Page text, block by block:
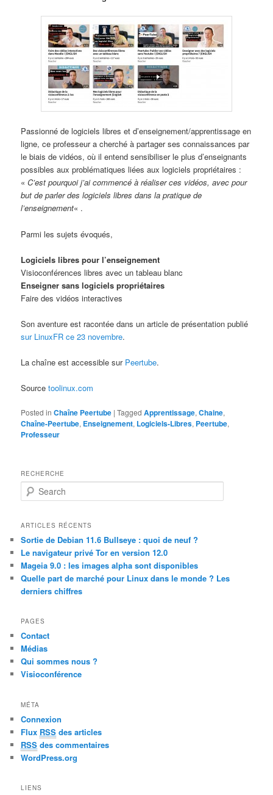
Passionné de logiciels libres et d’enseignement/apprentissage en
ligne, ce professeur a cherché à partager ses connaissances par
le biais de vidéos, où il entend sensibiliser le plus d’enseignants
possibles aux problématiques liées aux logiciels propriétaires :
«C’est pourquoi j’ai commencé à réaliser ces vidéos, avec pour
but de parler des logiciels libres dans la pratique de
l’enseignement« .
Parmi les sujets évoqués,
Logiciels libres pour l’enseignement
Visioconférences libres avec un tableau blanc
Enseigner sans logiciels propriétaires
Faire des vidéos interactives
Son aventure est racontée dans un article de présentation publié
sur LinuxFR ce 23 novembre.
La chaîne est accessible sur Peertube.
Source toolinux.com
Posted in Chaîne Peertube |Tagged Apprentissage,Chaine,
Chaîne-Peertube, Enseignement, Logiciels-Libres, Peertube,
Professeur
RECHERCHE
e
r
h
ARTICLES RÉCENTS
Sortie de Debian 11.6 Bullseye : quoi de neuf ?
Le navigateur privé Tor en version 12.0
Mageia 9.0 : les images alpha sont disponibles
Quelle part de marché pour Linux dans le monde ? Les
derniers chiffres
PAGES
Contact
Médias
Qui sommes nous ?
Visioconférence
MÉTA
Connexion
Flux RSS des articles
RSS des commentaires
WordPress.org
LIENS